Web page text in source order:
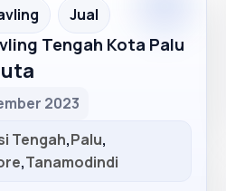
Jual
Tengah Kota Palu
2023
Tengah,Palu,
,Tanamodindi